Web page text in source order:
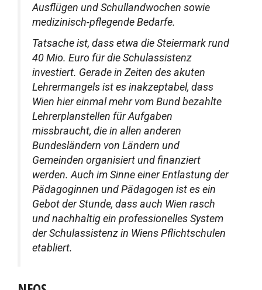
Ausflügen und Schullandwochen sowie
medizinisch-pflegende Bedarfe.
Tatsache ist, dass etwa die Steiermark rund
40 Mio. Euro für die Schulassistenz
investiert. Gerade in Zeiten des akuten
Lehrermangels ist es inakzeptabel, dass
Wien hier einmal mehr vom Bund bezahlte
Lehrerplanstellen für Aufgaben
missbraucht, die in allen anderen
Bundesländern von Ländern und
Gemeinden organisiert und finanziert
werden. Auch im Sinne einer Entlastung der
Pädagoginnen und Pädagogen ist es ein
Gebot der Stunde, dass auch Wien rasch
und nachhaltig ein professionelles System
der Schulassistenz in Wiens Pflichtschulen
etabliert.